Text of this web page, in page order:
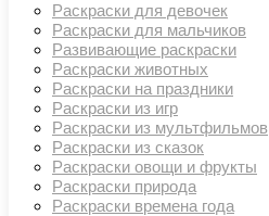
Раскраски для девочек
Раскраски для мальчиков
Развивающие раскраски
Раскраски животных
Раскраски на праздники
Раскраски из игр
Раскраски из мультфильмов
Раскраски из сказок
Раскраски овощи и фрукты
Раскраски природа
Раскраски времена года